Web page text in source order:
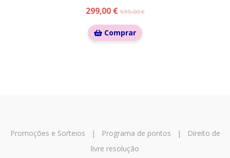
299,00 €599,00 €
Comprar
Promoções e Sorteios | Programa de pontos |
Direito de
livre resolução